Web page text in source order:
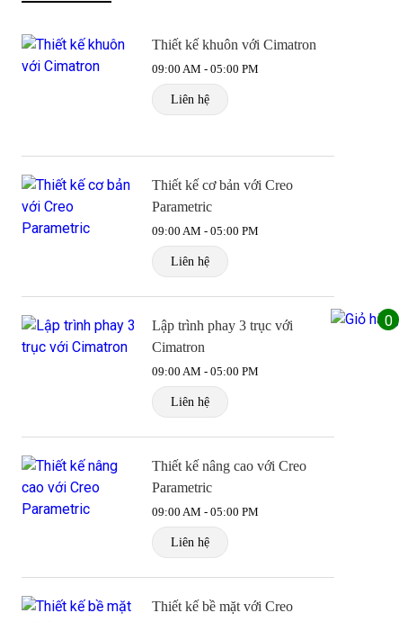
0
Thiết kế khuôn với Cimatron
09:00 AM - 05:00 PM
Liên hệ
Thiết kế cơ bản với Creo
Parametric
09:00 AM - 05:00 PM
Liên hệ
Lập trình phay 3 trục với
Cimatron
09:00 AM - 05:00 PM
Liên hệ
Thiết kế nâng cao với Creo
Parametric
09:00 AM - 05:00 PM
Liên hệ
Thiết kế bề mặt với Creo